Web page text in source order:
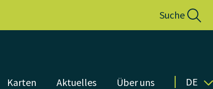
Suche
Karten Aktuelles Über uns DE